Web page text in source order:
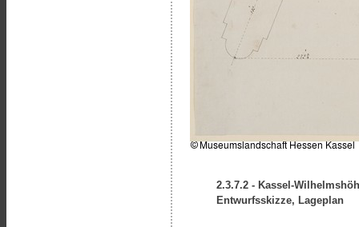
2.3.7.2 - Kassel-
Entwurfsskizze, Lageplan